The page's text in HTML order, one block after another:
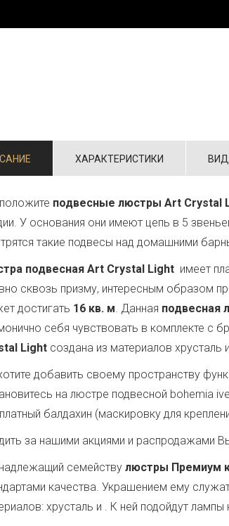
ХАРАКТЕРИСТИКИ
подвесные люстры Art Crystal
У основания они имеют цепь в 5
такие подвесы над домашними
подвесная Art Crystal Light имеет
сквозь призму, интересным образом
достигать 16 кв. м. Данная подвесная
себя чувствовать в комплекте с
Light создана из материалов хрусталь и
добавить своему пространству
на люстре подвесной bohemia
балдахин (маскировку для
за нашими акциями и распродажами
семейству люстры Премиум
качества. Украшением ему
хрусталь и . К ней подойдут